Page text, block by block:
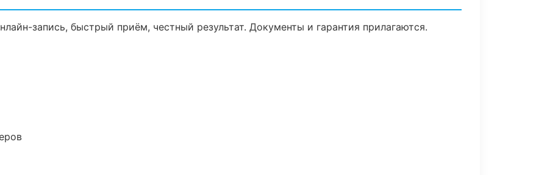
запись, быстрый приём, честный результат. Документы и гарантия прилагаются.